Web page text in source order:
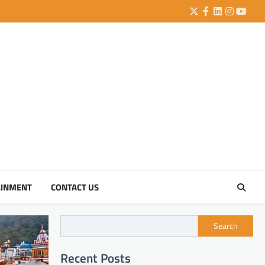
Twitter
Facebook
LinkedIn
CONTACT US
Search
Recent Posts